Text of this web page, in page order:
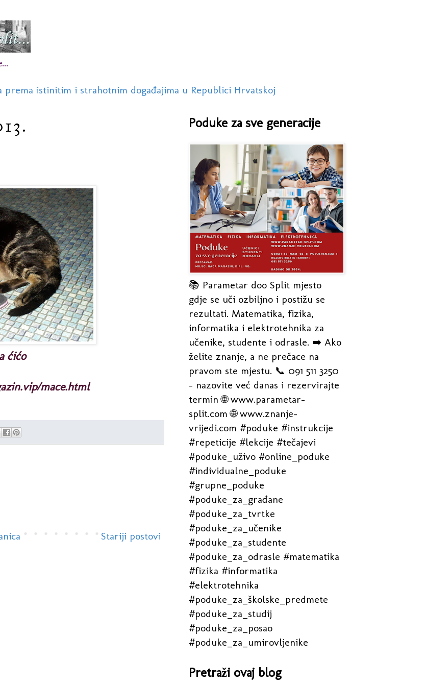
istinitim i strahotnim događajima u Republici Hrvatskoj
ćićo
mace.html
Stariji postovi
Poduke za sve generacije
📚 Parametar doo Split mjesto
gdje se uči ozbiljno i postižu se
rezultati. Matematika, fizika,
informatika i elektrotehnika za
učenike, studente i odrasle. ➡️ Ako
želite znanje, a ne prečace na
pravom ste mjestu. 📞 091 511 3250
- nazovite već danas i rezervirajte
termin 🌐 www.parametar-
split.com 🌐 www.znanje-
vrijedi.com #poduke #instrukcije
#repeticije #lekcije #tečajevi
#poduke_uživo #online_poduke
#individualne_poduke
#grupne_poduke
#poduke_za_građane
#poduke_za_tvrtke
#poduke_za_učenike
#poduke_za_studente
#poduke_za_odrasle #matematika
#fizika #informatika
#elektrotehnika
#poduke_za_školske_predmete
#poduke_za_studij
#poduke_za_posao
#poduke_za_umirovljenike
Pretraži ovaj blog